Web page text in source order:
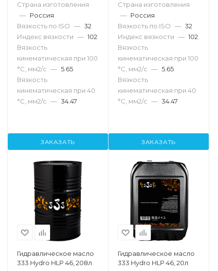
Страна изготовления
— Россия
Вязкость по ISO — 32
Индекс вязкости — 102
Вязкость
кинематическая при 100
°С, мм2/с — 5.65
Вязкость
кинематическая при 40
°С, мм2/с — 34.47
ЗАКАЗАТЬ
Страна изготовления
— Россия
Вязкость по ISO — 32
Индекс вязкости — 102
Вязкость
кинематическая при 100
°С, мм2/с — 5.65
Вязкость
кинематическая при 40
°С, мм2/с — 34.47
ЗАКАЗАТЬ
Гидравлическое масло
333 Hydro HLP 46, 208л
Гидравлическое масло
333 Hydro HLP 46, 20л